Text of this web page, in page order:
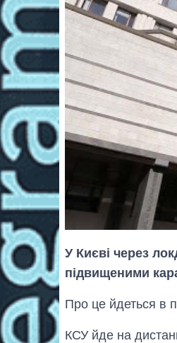
У Києві через
підвищеними
Про це йдеться в
КСУ йде на